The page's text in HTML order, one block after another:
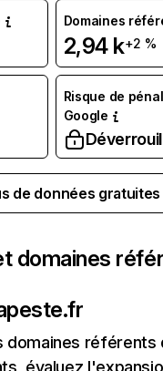
Domaines
2,94 k+2 %
Risque de
Google
de données
domaines
domaines référents
évaluez